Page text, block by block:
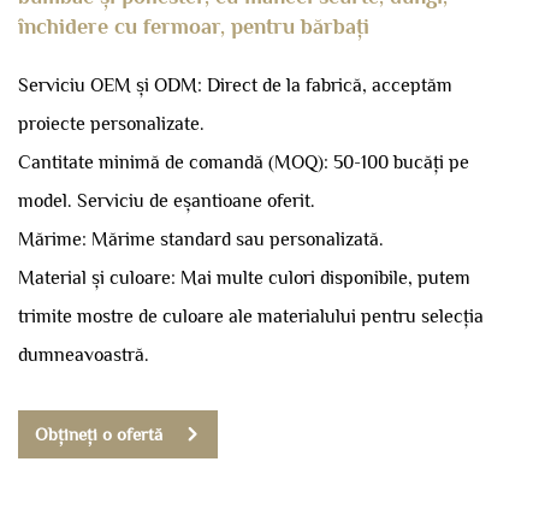
închidere cu fermoar, pentru bărbați
Serviciu OEM și ODM: Direct de la fabrică, acceptăm
proiecte personalizate.
Cantitate minimă de comandă (MOQ): 50-100 bucăți pe
model. Serviciu de eșantioane oferit.
Mărime: Mărime standard sau personalizată.
Material și culoare: Mai multe culori disponibile, putem
trimite mostre de culoare ale materialului pentru selecția
dumneavoastră.
Obțineți o ofertă